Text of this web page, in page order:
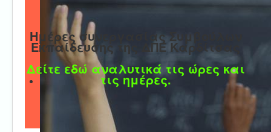
Ημέρες συνεργασίας Συμβούλων
Εκπαίδευσης της ΔΠΕ Καρδίτσας
Δείτε εδώ αναλυτικά τις ώρες και
τις ημέρες.